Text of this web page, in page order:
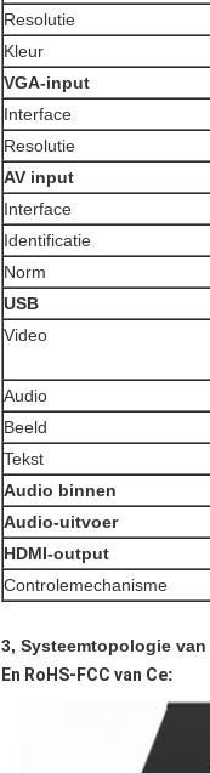
Resolutie
Kleur
VGA-input
Interface
Resolutie
AV input
Interface
Identificatie
Norm
USB
Video
Audio
Beeld
Tekst
Audio binnen
Audio-uitvoer
HDMI-output
Controlemechanisme
3, Systeemtopologie van
En RoHS-FCC van Ce: